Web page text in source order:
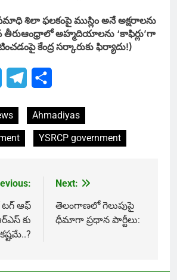
శిలా ఫలకంపై ముస్లిం అనే అక్షరాలను
తీరుఆంధ్రాలో అహ్మదియాలను ‘కాఫిర్లు’గా
కేంద్ర సర్కారుకు ఫిర్యాదు!)
Twitter Telegram
Ahmadiyas
YSRCP government
ఆఫ్
కు
కష్టమే..?
Next:
తెలంగాణలో గెలుపుపై
ధీమాగా ప్రధాన పార్టీలు: